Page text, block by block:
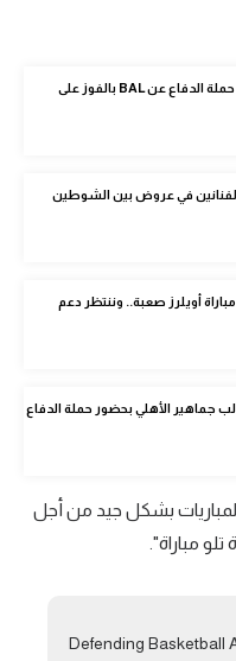
كرة سلة - الأهلي يفتتح حملة الدفاع عن BAL بالفوز على
في عروض بين الشوطين
أويلرز صعبة.. وننتظر دعم
جماهير الأهلي بحضور حملة الدفاع
بشكل جيد من أجل
مباراة".
Defending Basketball